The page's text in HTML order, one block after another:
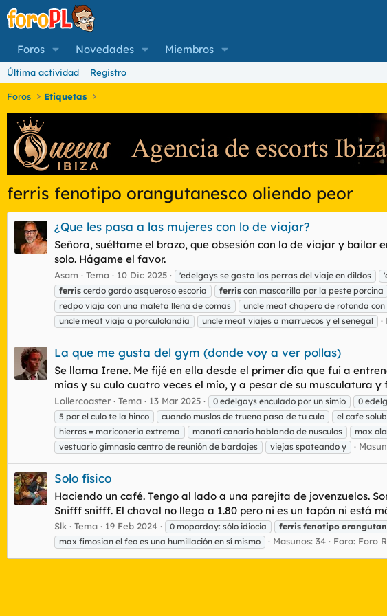
Foros Novedades Miembros
Última actividad Registro
Foros Etiquetas
ferris fenotipo orangutanesco oliendo peor
¿Que les pasa a las mujeres con lo de viajar?
Señora, suéltame el brazo, que obsesión con lo de viajar y bailar
solo. Hágame el favor.
Asam Tema 10 Dic 2025 'edelgays se gasta las perras del viaje en dildos
ferris cerdo gordo asqueroso escoria ferris con mascarilla por la peste porcina
redpo viaja con una maleta llena de comas
uncle meat chapero de rotonda con
uncle meat viaja a porculolandia
uncle meat viajes a marruecos y el senegal
La que me gusta del gym (donde voy a ver pollas)
Se llama Irene. Me fijé en ella desde el primer día que fui a
mías y su culo cuatro veces el mío, y a pesar de su musculatura
Lollercoaster Tema 13 Mar 2025 0 edelgays enculado por un simio 0
5 por el culo te la hinco
cuando muslos de trueno pasa de tu culo el cafe
hierros = mariconeria extrema
manatí canario hablando de nusculos max
vestuario gimnasio centro de reunión de bardajes
viejas spateando y
Solo físico
Haciendo un café. Tengo al lado a una parejita de jovenzuelos.
Snifff snifff. El chaval no llega a 1.80 pero ni es un tapón ni está
Slk Tema 19 Feb 2024 0 moporday: sólo idiocia ferris fenotipo
max fimosian el feo es una humillación en sí mismo
Masunos: 34 Foro: Foro